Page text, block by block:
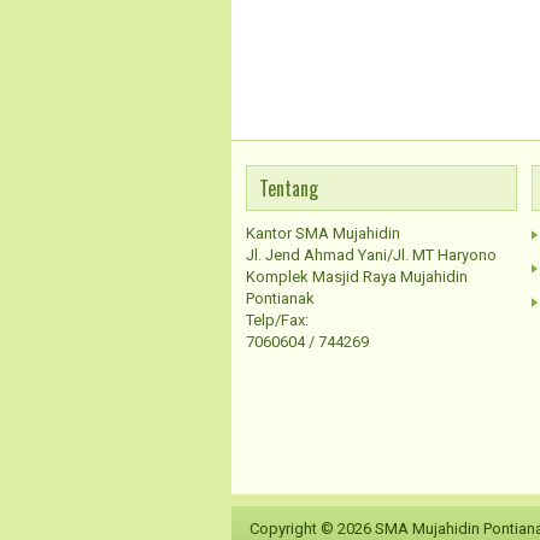
Tentang
Kantor SMA Mujahidin
Jl. Jend Ahmad Yani/Jl. MT Haryono
Komplek Masjid Raya Mujahidin
Pontianak
Telp/Fax:
7060604 / 744269
Copyright © 2026 SMA Mujahidin